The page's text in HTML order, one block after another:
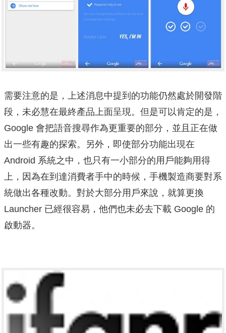
需要注意的是，上述消息中提到的功能仍然處於開發階
段，未必慧在最終產品上面呈現。 但是可以肯定的是，
Google 會把語音搜尋作為更重要的部分，並且正在做
出一些有趣的探索。 另外，即使部分功能出現在
Android 系統之中，也只有一小部分的用戶能夠用得
上，因為在到達消費者手中的時候，手機製造商要對系
統做出各種改動。 對於大部分用戶來說，就算更換
Launcher 已經很容易，他們也未必去下載 Google 的
啟動器。